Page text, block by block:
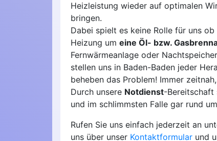
Heizleistung wieder auf optimalen
bringen.
Dabei spielt es keine Rolle für uns
Heizung um eine Öl- bzw.
Fernwärmeanlage oder
stellen uns in Baden-Baden jeder
beheben das Problem! Immer
Durch unsere Notdienst-Bereitschaft
und im schlimmsten Falle gar rund
Rufen Sie uns einfach jederzeit an
uns über unser Kontaktformular und